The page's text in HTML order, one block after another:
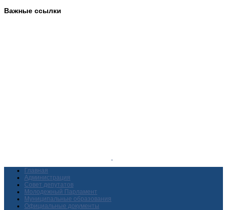
Важные ссылки
Главная
Администрация
Совет депутатов
Молодежный Парламент
Муниципальные образования
Официальные документы